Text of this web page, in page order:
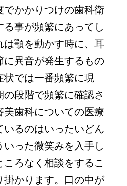
でかかりつけの歯科衛
事が頻繁にあってし
は顎を動かす時に、耳
に異音が発生するもの
状では一番頻繁に現
段階で頻繁に確認さ
美歯科についての医療
いるのはいったいどん
った微笑みを入手し
ろなく相談をするこ
掛かります。口の中が